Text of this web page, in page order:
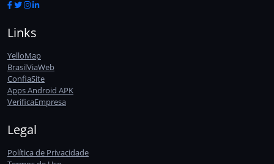
Links
YelloMap
BrasilViaWeb
ConfiaSite
Apps Android APK
VerificaEmpresa
Legal
Política de Privacidade